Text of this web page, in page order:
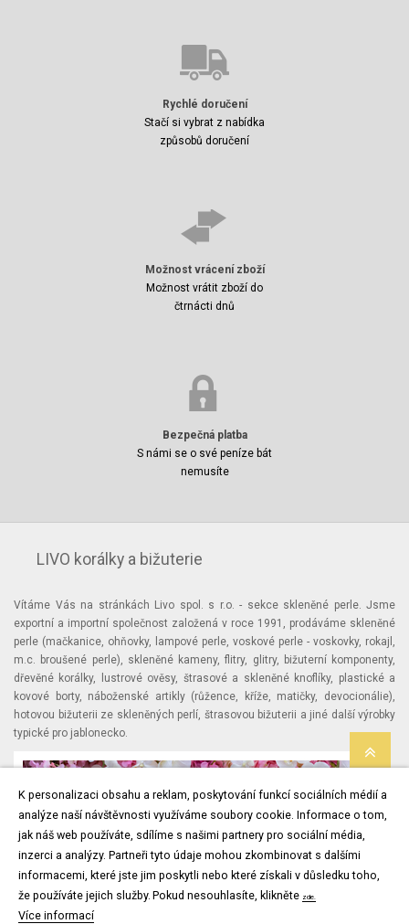
K personalizaci obsahu a reklam, poskytování funkcí sociálních médií a
analýze naší návštěvnosti využíváme soubory cookie. Informace o tom,
jak náš web používáte, sdílíme s našimi partnery pro sociální média,
inzerci a analýzy. Partneři tyto údaje mohou zkombinovat s dalšími
informacemi, které jste jim poskytli nebo které získali v důsledku toho,
že používáte jejich služby. Pokud nesouhlasíte, klikněte zde.
Více informací
Rychlé doručení
Stačí si vybrat z nabídka
způsobů doručení
Možnost vrácení zboží
Možnost vrátit zboží do
čtrnácti dnů
Bezpečná platba
S námi se o své peníze bát
nemusíte
LIVO korálky a bižuterie
Vítáme Vás na stránkách Livo spol. s r.o. - sekce skleněné perle. Jsme
exportní a importní společnost založená v roce 1991, prodáváme skleněné
perle (mačkanice, ohňovky, lampové perle, voskové perle - voskovky, rokajl,
m.c. broušené perle), skleněné kameny, flitry, glitry, bižuterní komponenty,
dřevěné korálky, lustrové ověsy, štrasové a skleněné knoflíky, plastické a
kovové borty, náboženské artikly (růžence, kříže, matičky, devocionálie),
hotovou bižuterii ze skleněných perlí, štrasovou bižuterii a jiné další výrobky
typické pro jablonecko.